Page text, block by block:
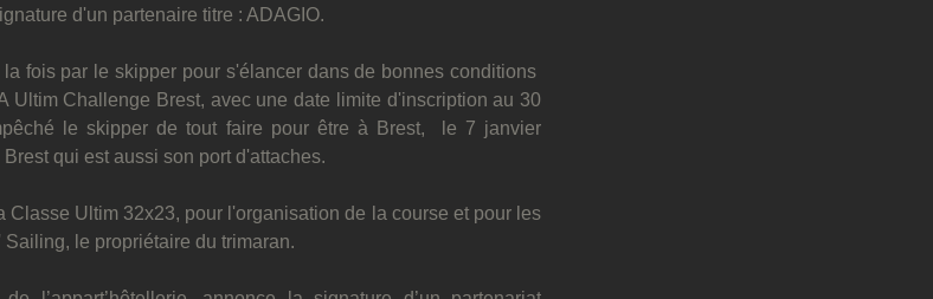
d'un partenaire titre : ADAGIO.
fois par le skipper pour s'élancer dans de bonnes conditions
Ultim Challenge Brest, avec une date limite d'inscription au 30
le skipper de tout faire pour être à Brest,  le 7 janvier
qui est aussi son port d'attaches.
Classe Ultim 32x23, pour l'organisation de la course et pour les
le propriétaire du trimaran.